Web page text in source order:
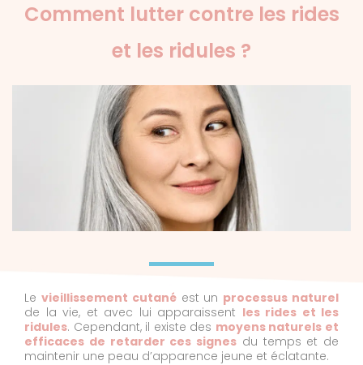
Comment lutter contre les rides
et les ridules ?
Le vieillissement cutanéest un processus naturel
de la vie, et avec lui apparaissent les rides et les
ridules. Cependant, il existe des moyens naturels et
efficaces de retarder ces signes du temps et de
maintenir une peau d’apparence jeune et éclatante.